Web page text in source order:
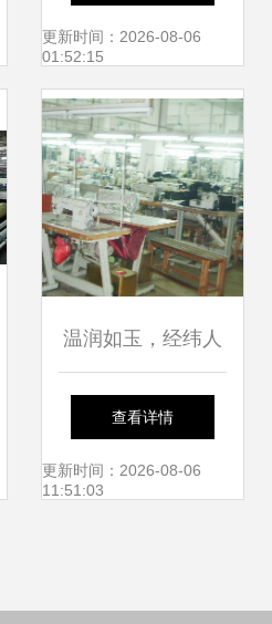
更新时间：2026-08-06
01:52:15
温润如玉，经纬人
生——玉石与针纺
织品的艺术交融
查看详情
更新时间：2026-08-06
11:51:03